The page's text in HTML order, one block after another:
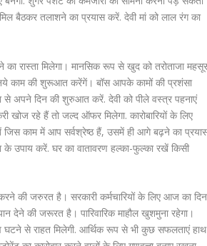
बैठकर तलाशने का प्रयास करें. देवी मां को लाल रंग का
रास्ता मिलेगा। मानसिक रूप से खुद को तरोताजा
नये काम की शुरूआत करेंगें। बॉस आपके कामों की प्रशंसा
अपने दिन की शुरुआत करें. देवी को पीले वस्त्र पहनाएं
रहे हैं तो जल्द ऑफर मिलेगा. कारोबारियों के लिए
जिस काम में आप सर्वश्रेष्ठ हैं, उसमें ही आगे बढ़ने का
के उपाय करें. घर का वातावरण हल्का-फुल्का रखें किसी
की जरुरत है। सरकारी कर्मचारियों के लिए आज का दिन
देने की जरूरत है। पारिवारिक माहौल खुशमुना रहेगा।
से राहत मिलेगी. आर्थिक रूप से भी कुछ सफलताएं हाथ